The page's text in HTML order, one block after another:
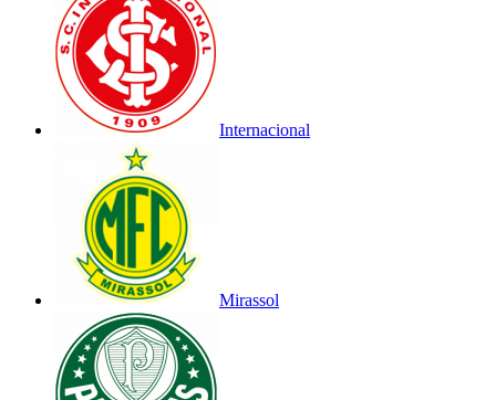
Internacional
Mirassol